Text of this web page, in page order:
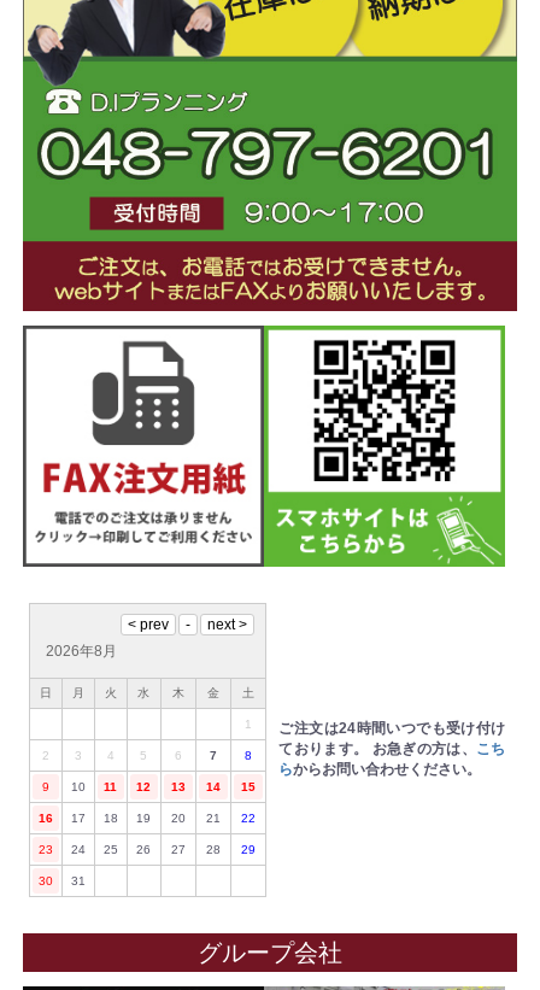
2026年8月
日 月 火 水 木 金 土
1
2 3 4 5 6 7 8
9 10 11 12 13 14 15
16 17 18 19 20 21 22
23 24 25 26 27 28 29
30 31
ご注文は24時間いつでも受け付け
ております。 お急ぎの方は、 こち
らからお問い合わせください。
グループ会社